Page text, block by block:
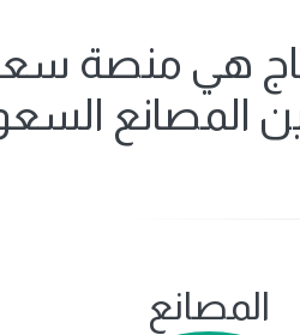
المصانع
المصانع